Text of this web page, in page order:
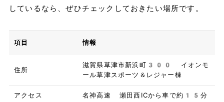
しているなら、ぜひチェックしておきたい場所です。
項目 情報
住所
滋賀県草津市新浜町300 イオンモ
ール草津スポーツ＆レジャー棟
アクセス 名神高速 瀬田西ICから車で約15分